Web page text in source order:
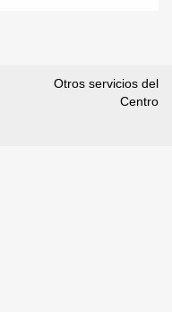
Otros servicios del
Centro